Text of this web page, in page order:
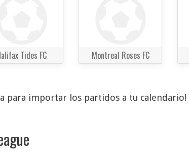
Tides FC Montreal Roses FC
para importar los partidos a tu calendario!